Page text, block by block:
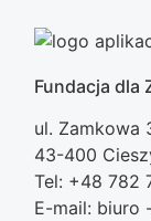
Fundacja dla
ul. Zamkowa
43-400
Tel: +48 782
E-mail: biuro